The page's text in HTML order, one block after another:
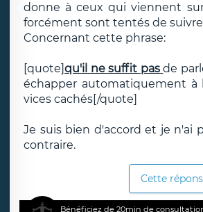
donne à ceux qui viennent
forcément sont tentés de suivre
Concernant cette phrase:
[quote]qu'il ne suffit pasde
échapper automatiquement à
vices cachés[/quote]
Je suis bien d'accord et je n'ai
contraire.
Cette
Bénéficiez de 20min de